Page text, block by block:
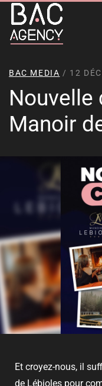
BAC MEDIA / 12
Nouvelle
Manoir
Et croyez-nous, il
de Lébioles pour